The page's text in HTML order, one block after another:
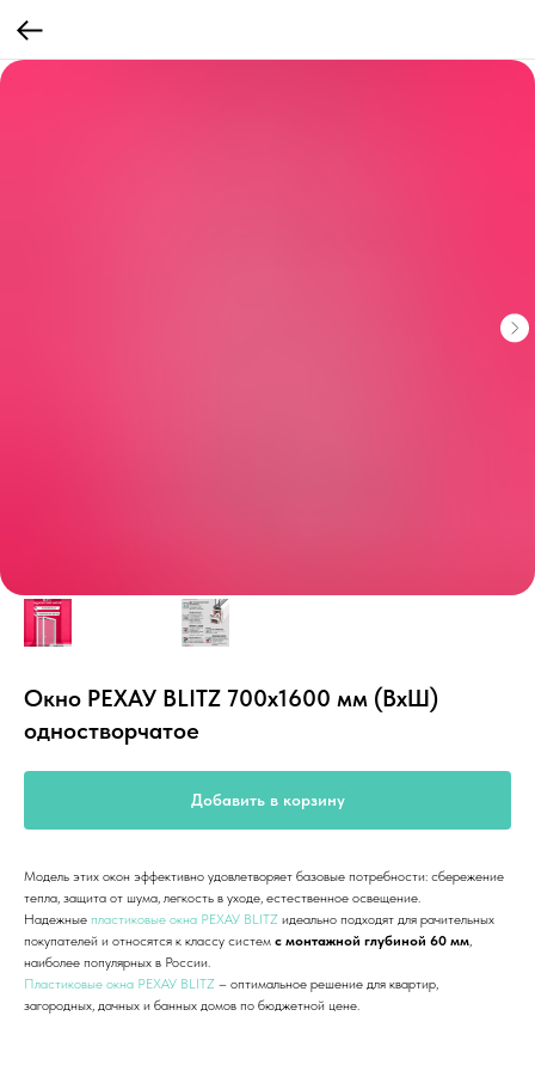
Окно РЕХАУ BLITZ 700х1600 мм (ВхШ)
одностворчатое
Добавить в корзину
Модель этих окон эффективно удовлетворяет базовые потребности: сбережение
тепла, защита от шума, легкость в уходе, естественное освещение.
Надежные пластиковые окна РЕХАУ BLITZ идеально подходят для рачительных
покупателей и относятся к классу систем с монтажной глубиной 60 мм,
наиболее популярных в России.
Пластиковые окна РЕХАУ BLITZ – оптимальное решение для квартир,
загородных, дачных и банных домов по бюджетной цене.